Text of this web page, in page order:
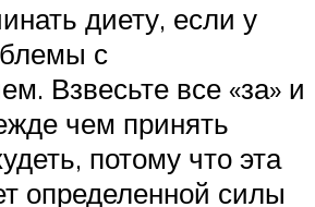
диету, если у
с
Взвесьте все «за» и
чем принять
потому что эта
определенной силы